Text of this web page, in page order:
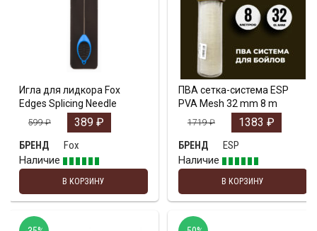
Игла для лидкора Fox
Edges Splicing Needle
599₽ 389 ₽
БРЕНД
Fox
Наличие
В КОРЗИНУ
ПВА сетка-система ESP
PVA Mesh 32 mm 8 m
1719₽ 1383 ₽
БРЕНД
ESP
Наличие
В КОРЗИНУ